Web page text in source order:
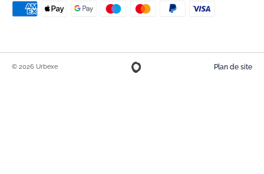
© 2026 Urbexe Plan de site